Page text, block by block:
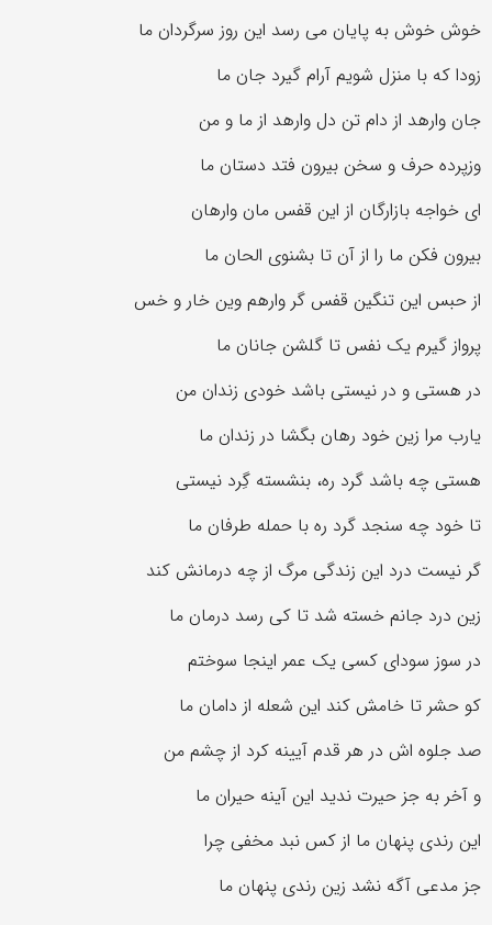
خوش خوش به پایان می رسد این روز سرگردان ما
زودا که با منزل شویم آرام گیرد جان ما
جان وارهد از دام تن دل وارهد از ما و من
وزپرده حرف و سخن بیرون فتد دستان ما
ای خواجه بازارگان از این قفس مان وارهان
بیرون فکن ما را از آن تا بشنوی الحان ما
از حبس این تنگین قفس گر وارهم وین خار و خس
پرواز گیرم یک نفس تا گلشن جانان ما
در هستی و در نیستی باشد خودی زندان من
یارب مرا زین خود رهان بگشا در زندان ما
هستی چه باشد گرد ره، بنشسته گِرد نیستی
تا خود چه سنجد گرد ره با حمله طرفان ما
گر نیست درد این زندگی مرگ از چه درمانش کند
زین درد جانم خسته شد تا کی رسد درمان ما
در سوز سودای کسی یک عمر اینجا سوختم
کو حشر تا خامش کند این شعله از دامان ما
صد جلوه اش در هر قدم آیینه کرد از چشم من
و آخر به جز حیرت ندید این آینه حیران ما
این رندی پنهان ما از کس نبد مخفی چرا
جز مدعی آگه نشد زین رندی پنهان ما